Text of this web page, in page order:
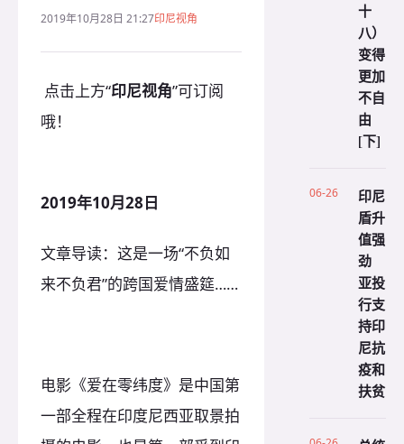
2019年10月28日 21:27印尼视角
点击上方“印尼视角”可订阅
哦！
2019年10月28日
文章导读：这是一场“不负如
来不负君”的跨国爱情盛筵……
电影《爱在零纬度》是中国第
一部全程在印度尼西亚取景拍
十
八）
变得
更加
不自
由
[下]
06-26
印尼
盾升
值强
劲
亚投
行支
持印
尼抗
疫和
扶贫